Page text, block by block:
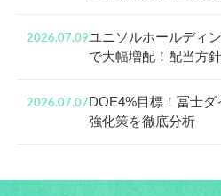
2026.07.09ユニソルホールディ
で大幅増配！配当方
2026.07.07DOE4%目標！冨士
強化策を徹底分析